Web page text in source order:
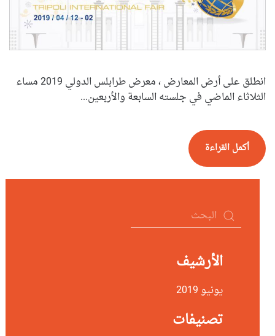
انطلق على أرض المعارض ، معرض طرابلس الدولي 2019 مساء
الثلاثاء الماضي في جلسته السابعة والأربعين...
أكمل القراءة
الأرشيف
يونيو 2019
تصنيفات